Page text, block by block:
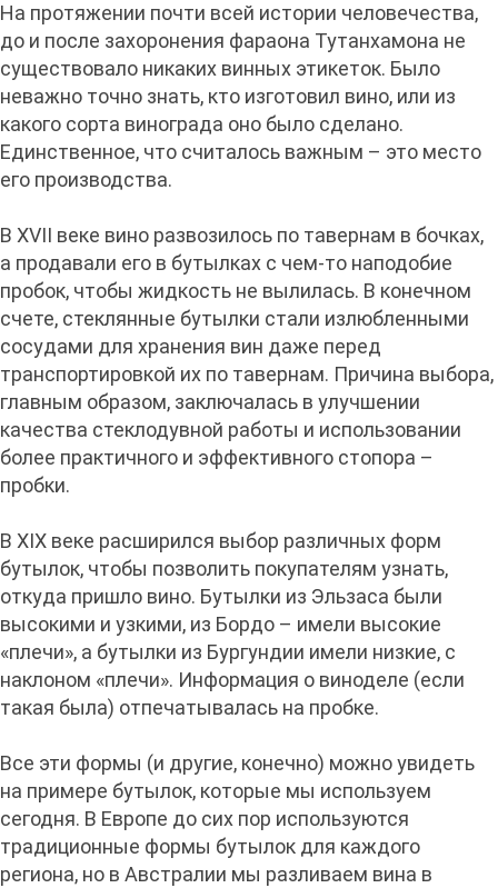
На протяжении почти всей истории человечества,
до и после захоронения фараона Тутанхамона не
существовало никаких винных этикеток. Было
неважно точно знать, кто изготовил вино, или из
какого сорта винограда оно было сделано.
Единственное, что считалось важным – это место
его производства.
В XVII веке вино развозилось по тавернам в бочках,
а продавали его в бутылках с чем-то наподобие
пробок, чтобы жидкость не вылилась. В конечном
счете, стеклянные бутылки стали излюбленными
сосудами для хранения вин даже перед
транспортировкой их по тавернам. Причина выбора,
главным образом, заключалась в улучшении
качества стеклодувной работы и использовании
более практичного и эффективного стопора –
пробки.
В XIX веке расширился выбор различных форм
бутылок, чтобы позволить покупателям узнать,
откуда пришло вино. Бутылки из Эльзаса были
высокими и узкими, из Бордо – имели высокие
«плечи», а бутылки из Бургундии имели низкие, с
наклоном «плечи». Информация о виноделе (если
такая была) отпечатывалась на пробке.
Все эти формы (и другие, конечно) можно увидеть
на примере бутылок, которые мы используем
сегодня. В Европе до сих пор используются
традиционные формы бутылок для каждого
региона, но в Австралии мы разливаем вина в